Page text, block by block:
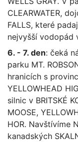
CLEARWATER,
FALLS, které
nejvyšší vodopád
6. - 7. den: čeká
parku MT.
hranicích s
YELLOWHEAD
silnic v BRITSKÉ
MOOSE,
HOR. Navštívíme
kanadských